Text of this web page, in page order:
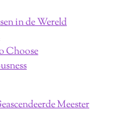
in de Wereld
Choose
Meester